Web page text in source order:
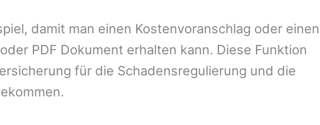
damit man einen Kostenvoranschlag oder einen
PDF Dokument erhalten kann. Diese Funktion
für die Schadensregulierung und die